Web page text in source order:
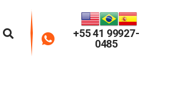
+55 41 99927-
0485